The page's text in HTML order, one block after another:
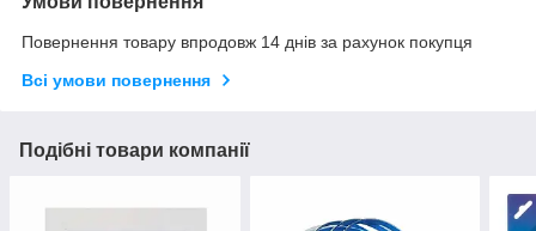
Повернення товару впродовж 14 днів за рахунок покупця
Всі умови повернення
Подібні товари компанії